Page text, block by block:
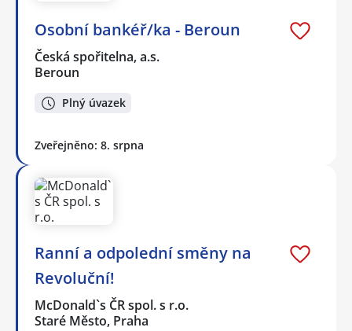
Osobní bankéř/ka - Beroun
Česká spořitelna, a.s.
Beroun
Plný úvazek
Zveřejněno: 8. srpna
Ranní a odpolední směny na
Revoluční!
McDonald`s ČR spol. s r.o.
Staré Město, Praha